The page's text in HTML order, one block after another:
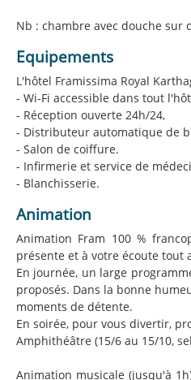
Nb : chambre avec douche
Equipements
L'hôtel Framissima Royal
- Wi-Fi accessible dans tout
- Réception ouverte 24h/24,
- Distributeur automatique de
- Salon de coiffure.
- Infirmerie et service de
- Blanchisserie.
Animation
Animation Fram 100 %
présente et à votre écoute tout
En journée, un large
proposés. Dans la bonne
moments de détente.
En soirée, pour vous divertir,
Amphithéâtre (15/6 au 15/10,
Animation musicale (jusqu'à